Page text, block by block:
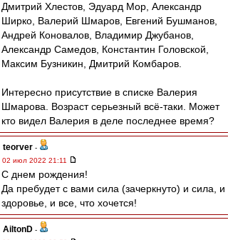
Дмитрий Хлестов, Эдуард Мор, Александр
Ширко, Валерий Шмаров, Евгений Бушманов,
Андрей Коновалов, Владимир Джубанов,
Александр Самедов, Константин Головской,
Максим Бузникин, Дмитрий Комбаров.
Интересно присутствие в списке Валерия
Шмарова. Возраст серьезный всё-таки. Может
кто видел Валерия в деле последнее время?
teorver -
02 июл 2022 21:11
С днем рождения!
Да пребудет с вами сила (зачеркнуто) и сила, и
здоровье, и все, что хочется!
AiltonD -